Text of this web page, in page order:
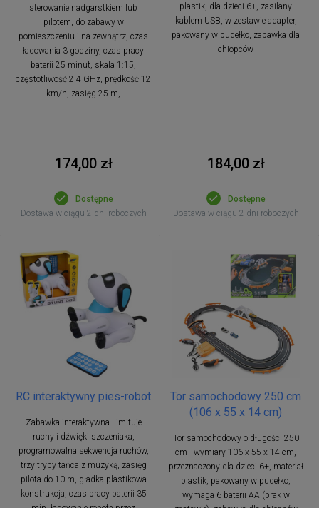
sterowanie nadgarstkiem lub
pilotem, do zabawy w
pomieszczeniu i na zewnątrz, czas
ładowania 3 godziny, czas pracy
baterii 25 minut, skala 1:15,
częstotliwość 2,4 GHz, prędkość 12
km/h, zasięg 25 m,
174,00 zł
Dostępne
Dostawa w ciągu 2 dni roboczych
plastik, dla dzieci 6+, zasilany
kablem USB, w zestawie adapter,
pakowany w pudełko, zabawka dla
chłopców
184,00 zł
Dostępne
Dostawa w ciągu 2 dni roboczych
RC interaktywny pies-robot
Zabawka interaktywna - imituje
ruchy i dźwięki szczeniaka,
programowalna sekwencja ruchów,
trzy tryby tańca z muzyką, zasięg
pilota do 10 m, gładka plastikowa
konstrukcja, czas pracy baterii 35
Tor samochodowy 250 cm
(106 x 55 x 14 cm)
Tor samochodowy o długości 250
cm - wymiary 106 x 55 x 14 cm,
przeznaczony dla dzieci 6+, materiał
plastik, pakowany w pudełko,
wymaga 6 baterii AA (brak w